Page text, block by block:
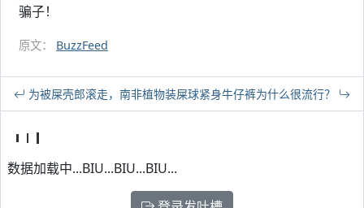
骗子！
原文： BuzzFeed
为被屎壳郎滚走，南非植物装屎球紧身牛仔裤为什么很流行？
数据加载中...BIU...BIU...BIU...